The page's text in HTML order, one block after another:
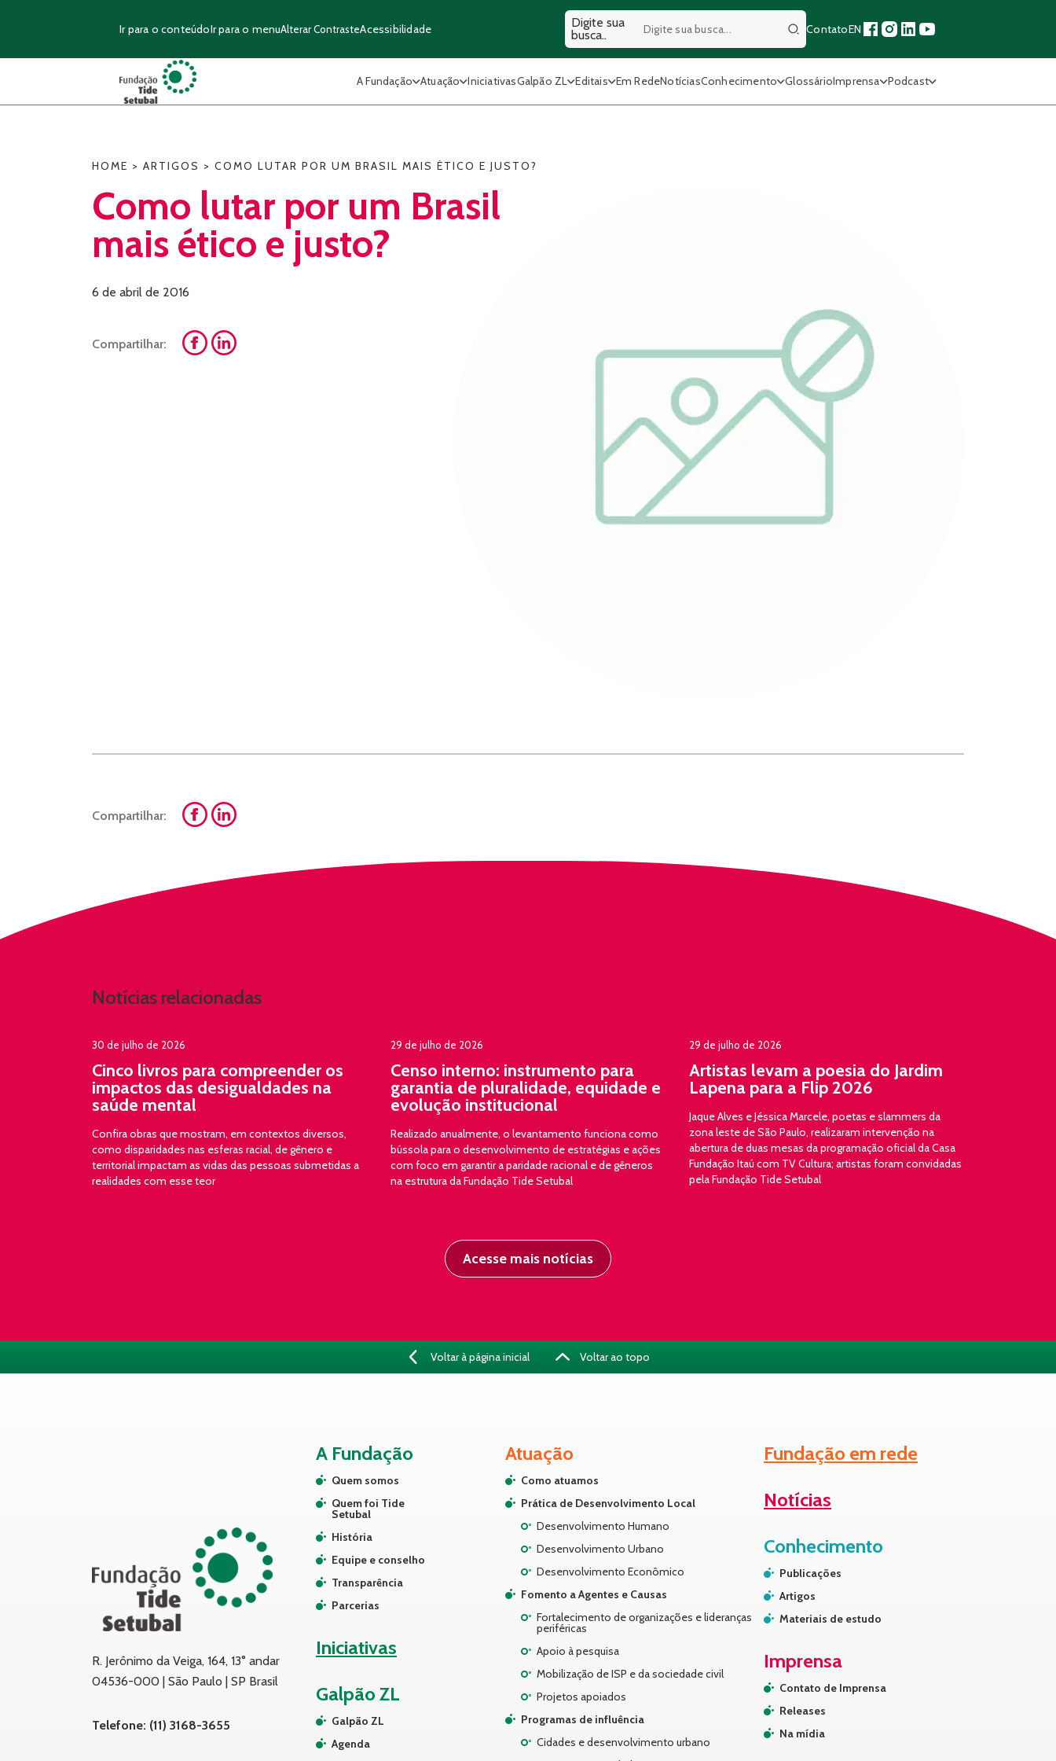
Ir para o conteúdoIr para o menuAlterar ContrasteAcessibilidade
Digite sua
busca..
BuscarContatoEN
A Fundação Atuação IniciativasGalpão ZL Editais Em RedeNotíciasConhecimento GlossárioImprensa Podcast
HOME > ARTIGOS > COMO LUTAR POR UM BRASIL MAIS ÉTICO E JUSTO?
Como lutar por um Brasil
mais ético e justo?
6 de abril de 2016
Compartilhar:
Compartilhar:
Notícias relacionadas
30 de julho de 2026
Cinco livros para compreender os
impactos das desigualdades na
saúde mental
Confira obras que mostram, em contextos diversos,
como disparidades nas esferas racial, de gênero e
territorial impactam as vidas das pessoas submetidas a
realidades com esse teor
29 de julho de 2026
Censo interno: instrumento para
garantia de pluralidade, equidade e
evolução institucional
Realizado anualmente, o levantamento funciona como
bússola para o desenvolvimento de estratégias e ações
com foco em garantir a paridade racional e de gêneros
na estrutura da Fundação Tide Setubal
29 de julho de 2026
Artistas levam a poesia do Jardim
Lapena para a Flip 2026
Jaque Alves e Jéssica Marcele, poetas e slammers da
zona leste de São Paulo, realizaram intervenção na
abertura de duas mesas da programação oficial da Casa
Fundação Itaú com TV Cultura; artistas foram convidadas
pela Fundação Tide Setubal
Acesse mais notícias
Voltar à página inicial Voltar ao topo
R. Jerônimo da Veiga, 164, 13° andar
04536-000 | São Paulo | SP Brasil
Telefone: (11) 3168-3655
A Fundação
Quem somos
Quem foi Tide
Setubal
História
Equipe e conselho
Transparência
Parcerias
Iniciativas
Galpão ZL
Galpão ZL
Agenda
Atuação
Como atuamos
Prática de Desenvolvimento Local
Desenvolvimento Humano
Desenvolvimento Urbano
Desenvolvimento Econômico
Fomento a Agentes e Causas
Fortalecimento de organizações e lideranças
periféricas
Apoio à pesquisa
Mobilização de ISP e da sociedade civil
Projetos apoiados
Programas de influência
Cidades e desenvolvimento urbano
Fundação em rede
Notícias
Conhecimento
Publicações
Artigos
Materiais de estudo
Imprensa
Contato de Imprensa
Releases
Na mídia